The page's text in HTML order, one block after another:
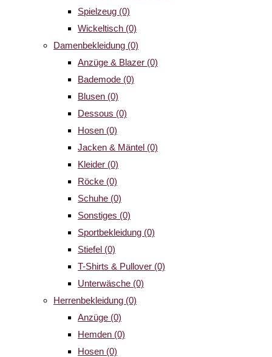
Spielzeug (0)
Wickeltisch (0)
Damenbekleidung (0)
Anzüge & Blazer (0)
Bademode (0)
Blusen (0)
Dessous (0)
Hosen (0)
Jacken & Mäntel (0)
Kleider (0)
Röcke (0)
Schuhe (0)
Sonstiges (0)
Sportbekleidung (0)
Stiefel (0)
T-Shirts & Pullover (0)
Unterwäsche (0)
Herrenbekleidung (0)
Anzüge (0)
Hemden (0)
Hosen (0)